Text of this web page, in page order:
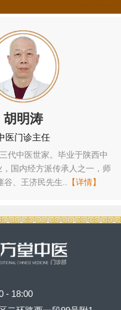
宋海群
中医门诊主任
中医世家，中医全科专家，经
师承全国名老中医、安徽中医
师周楣声教授..【详情】
- 18:00